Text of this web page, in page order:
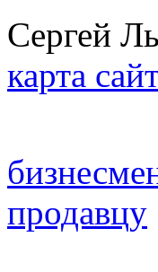
Сергей
карта
продавцу